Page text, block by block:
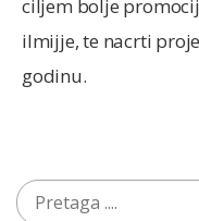
ciljem bolje
ilmijje, te nacrti
godinu.